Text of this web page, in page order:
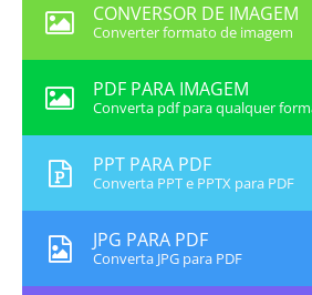
CONVERSOR DE IMAGEM
Converter formato de imagem
PDF PARA IMAGEM
Converta pdf para qualquer
PPT PARA PDF
Converta PPT e PPTX para PDF
JPG PARA PDF
Converta JPG para PDF